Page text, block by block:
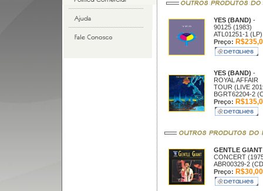
YES (BAND) -
90125 (1983)
ATL01251-1 (LP)
Preço:
YES (BAND) -
ROYAL AFFAIR
TOUR (LIVE
BGRT62204-2
Preço:
GENTLE
CONCERT
ABR00329-2
Preço: R$30,00